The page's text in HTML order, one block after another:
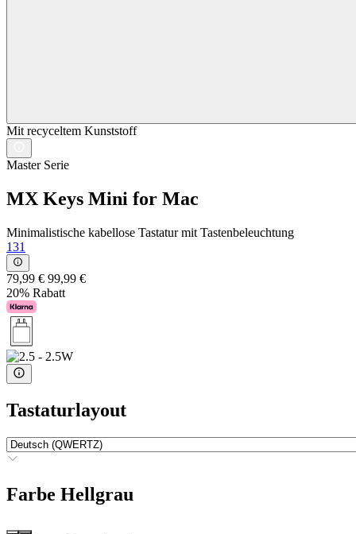
Mit recyceltem Kunststoff
Master Serie
MX Keys Mini for Mac
Minimalistische kabellose Tastatur mit Tastenbeleuchtung
131
79,99 € 99,99 €
20% Rabatt
Tastaturlayout
Farbe Hellgrau